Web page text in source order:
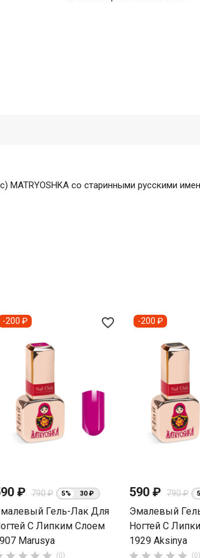
MATRYOSHKA со старинными русскими
favorite_border
₽ 790 ₽ 5% 30 ₽
Гель-Лак Для
С Липким Слоем
Marusya
(0)
-200 ₽
590 ₽ 790 ₽
Эмалевый
Ногтей С
1929 Aksinya
(0)
-200 ₽